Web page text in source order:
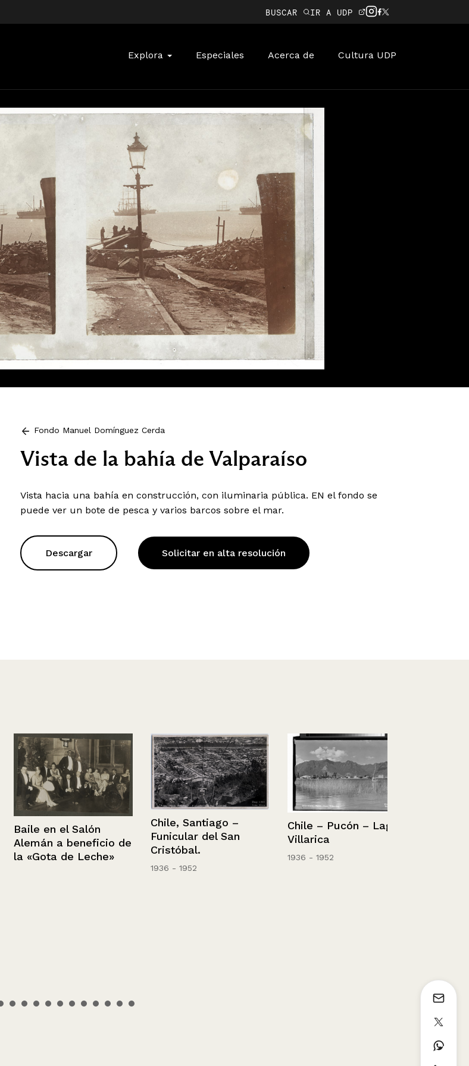
BUSCAR IR A UDP
Explora Especiales Acerca de Cultura UDP
Fondo Manuel Domínguez Cerda
Vista de la bahía de Valparaíso
Vista hacia una bahía en construcción, con iluminaria pública. EN el fondo se
puede ver un bote de pesca y varios barcos sobre el mar.
Descargar Solicitar en alta resolución
Baile en el Salón
Alemán a beneficio de
la «Gota de Leche»
Chile, Santiago –
Funicular del San
Cristóbal.
1936 - 1952
Chile – Pucón – Lago
Villarica
1936 - 1952